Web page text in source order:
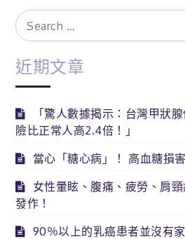
Search
for:
近期文章
「驚人數據揭示：台灣甲狀
險比正常人高2.4倍！」
當心「糖心病」！ 高血糖損
女性暈眩、腹痛、疲勞、肩
發作！
90％以上的乳癌患者並沒有